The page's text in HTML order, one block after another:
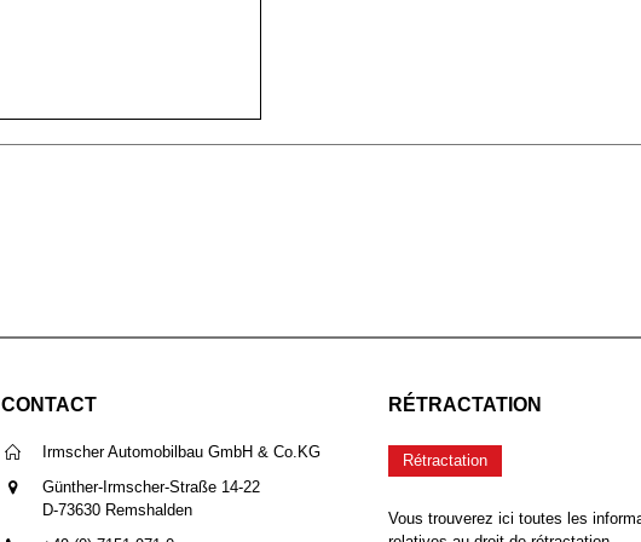
CONTACT
Irmscher Automobilbau GmbH & Co.KG
Günther-Irmscher-Straße 14-22
D-73630 Remshalden
RÉTRACTATION
Rétractation
Vous trouverez ici toutes les